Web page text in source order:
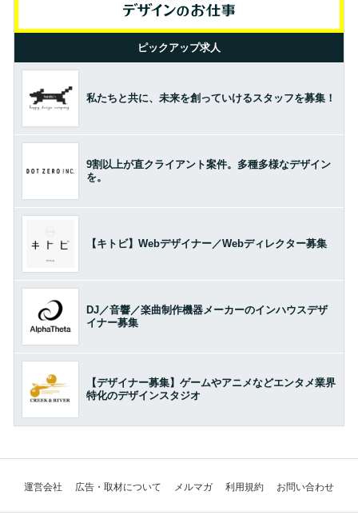
ピックアップ求人
私たちと共に、未来を創っていけるスタッフを募集！
9割以上が直クライアント案件。多種多様なデザイン
を。
【キトビ】Webデザイナー／Webディレクター募集
DJ／音響／楽曲制作機器メーカーのインハウスデザ
イナー募集
【デザイナー募集】ゲームやアニメなどエンタメ業界
特化のデザインスタジオ
運営会社 広告・取材について メルマガ 利用規約 お問い合わせ